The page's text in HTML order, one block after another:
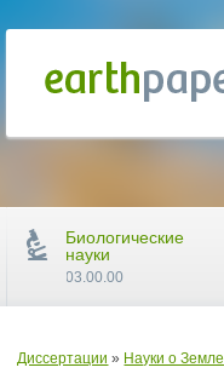
Диссертации » Науки о Земле
Биологические
науки
03.00.00